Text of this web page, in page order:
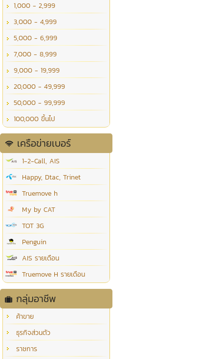
1,000 - 2,999
3,000 - 4,999
5,000 - 6,999
7,000 - 8,999
9,000 - 19,999
20,000 - 49,999
50,000 - 99,999
100,000 ขึ้นไป
เครือข่ายเบอร์
1-2-Call, AIS
Happy, Dtac, Trinet
Truemove h
My by CAT
TOT 3G
Penguin
AIS รายเดือน
Truemove H รายเดือน
กลุ่มอาชีพ
ค้าขาย
ธุรกิจส่วนตัว
ราชการ